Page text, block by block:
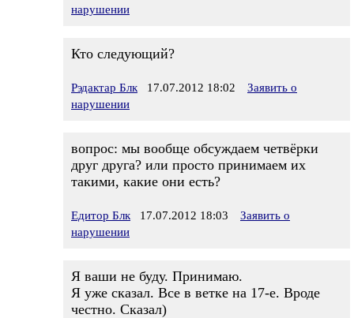
нарушении
Кто следующий?
Рэдактар Блк 17.07.2012 18:02
Заявить о
нарушении
вопрос: мы вообще обсуждаем четвёрки
друг друга? или просто принимаем их
такими, какие они есть?
Едитор Блк 17.07.2012 18:03
Заявить о
нарушении
Я ваши не буду. Принимаю.
Я уже сказал. Все в ветке на 17-е. Вроде
честно. Сказал)